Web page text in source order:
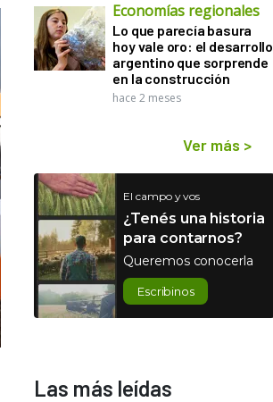
Economías regionales
Lo que parecía basura
hoy vale oro: el desarrollo
argentino que sorprende
en la construcción
hace 2 meses
Ver más >
El campo y vos
¿Tenés una historia
para contarnos?
Queremos conocerla
Escribinos
Las más leídas